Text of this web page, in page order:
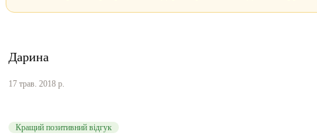
Дарина
17 трав. 2018 р.
Кращий позитивний відгук